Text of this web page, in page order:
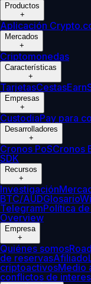
Productos
+
Aplicación
Mercados
+
Criptomonedas
Características
+
TarjetasCestasEarn
Empresas
+
CustodiaPay para
Desarrolladores
+
Cronos PoSCronos
SDK
Recursos
+
Investigación
BTC/AUDGlosario
TelegramPolítica
Overview
Empresa
+
Quiénes somos
de reservasAfiliado
criptoactivosMedio
conflictos de